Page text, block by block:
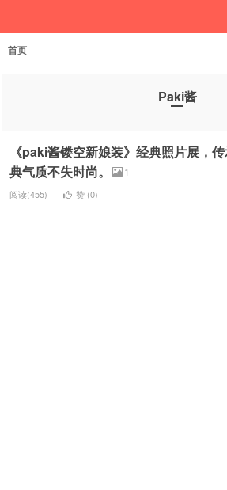
首页
Paki酱
《paki酱镂空新娘装》经典照片展，
典气质不失时尚。
1
阅读(455) 赞 (0)